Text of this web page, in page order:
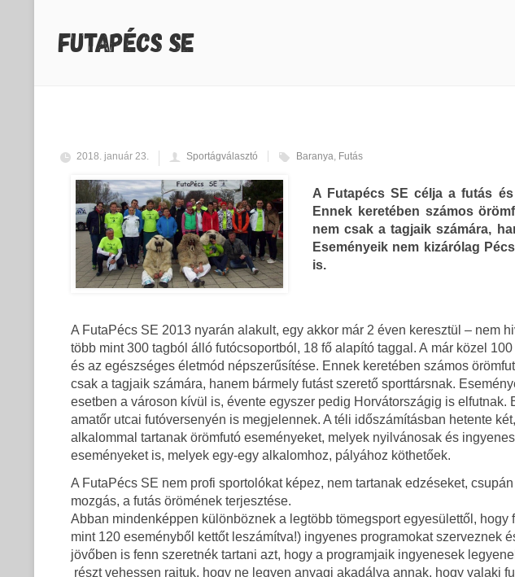
FUTAPÉCS SE
2018. január 23. Sportágválasztó Baranya, Futás
A Futapécs SE célja a futás
Ennek keretében számos
nem csak a tagjaik számára,
Eseményeik nem kizárólag
is.
A FutaPécs SE 2013 nyarán alakult, egy akkor már 2 éven keresztül – nem
több mint 300 tagból álló futócsoportból, 18 fő alapító taggal. A már közel
és az egészséges életmód népszerűsítése. Ennek keretében számos
csak a tagjaik számára, hanem bármely futást szerető sporttársnak.
esetben a városon kívül is, évente egyszer pedig Horvátországig is elfutnak.
amatőr utcai futóversenyén is megjelennek. A téli időszámításban hetente
alkalommal tartanak örömfutó eseményeket, melyek nyilvánosak és
eseményeket is, melyek egy-egy alkalomhoz, pályához köthetőek.
A FutaPécs SE nem profi sportolókat képez, nem tartanak edzéseket,
mozgás, a futás örömének terjesztése.
Abban mindenképpen különböznek a legtöbb tömegsport egyesülettől,
mint 120 eseményből kettőt leszámítva!) ingyenes programokat szerveznek
jövőben is fenn szeretnék tartani azt, hogy a programjaik ingyenesek
részt vehessen rajtuk, hogy ne legyen anyagi akadálya annak, hogy valaki